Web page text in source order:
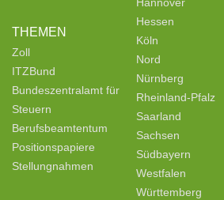
THEMEN
Zoll
ITZBund
Bundeszentralamt für
Steuern
Berufsbeamtentum
Positionspapiere
Stellungnahmen
Hessen
Köln
Nord
Nürnberg
Rheinland-Pfalz
Saarland
Sachsen
Südbayern
Westfalen
Württemberg